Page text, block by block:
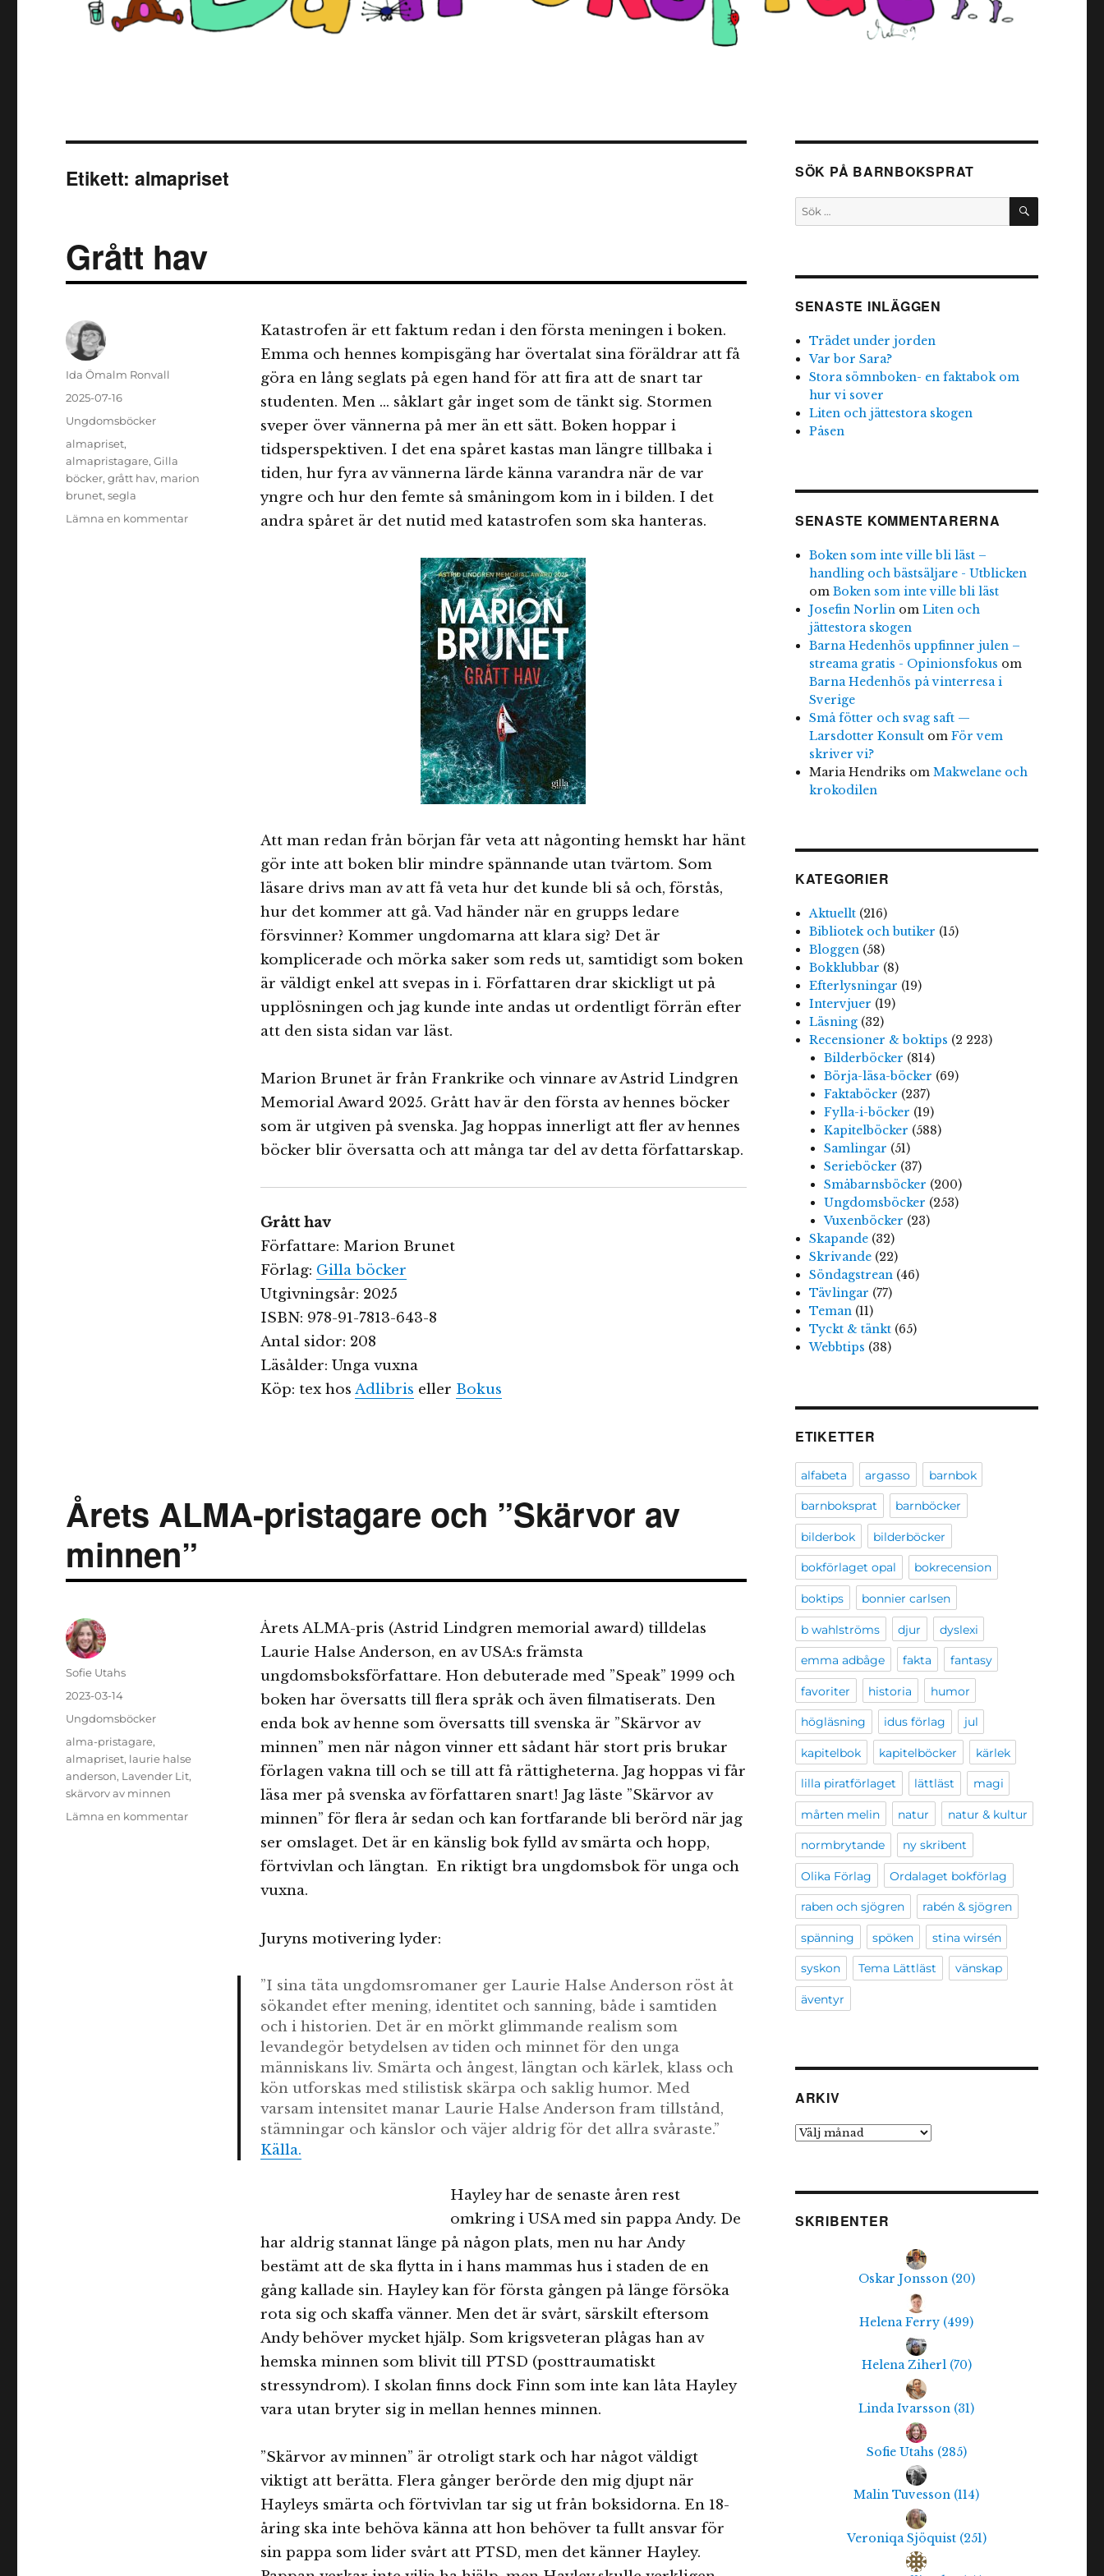
Etikett:almapriset
Grått hav
Katastrofen är ett faktum redan i den första meningen i boken.
Emma och hennes kompisgäng har övertalat sina föräldrar att få
göra en lång seglats på egen hand för att fira att de snart tar
studenten. Men … såklart går inget som de tänkt sig. Stormen
sveper över vännerna på mer än ett sätt. Boken hoppar i
tidsperspektiven. I det ena spåret kastas man längre tillbaka i
tiden, hur fyra av vännerna lärde känna varandra när de var
yngre och hur den femte så småningom kom in i bilden. I det
andra spåret är det nutid med katastrofen som ska hanteras.
Att man redan från början får veta att någonting hemskt har hänt
gör inte att boken blir mindre spännande utan tvärtom. Som
läsare drivs man av att få veta hur det kunde bli så och, förstås,
hur det kommer att gå. Vad händer när en grupps ledare
försvinner? Kommer ungdomarna att klara sig? Det är
komplicerade och mörka saker som reds ut, samtidigt som boken
är väldigt enkel att svepas in i. Författaren drar skickligt ut på
upplösningen och jag kunde inte andas ut ordentligt förrän efter
att den sista sidan var läst.
Marion Brunet är från Frankrike och vinnare av Astrid Lindgren
Memorial Award 2025. Grått hav är den första av hennes böcker
som är utgiven på svenska. Jag hoppas innerligt att fler av hennes
böcker blir översatta och att många tar del av detta författarskap.
Grått hav
Författare: Marion Brunet
Förlag: Gilla böcker
Utgivningsår: 2025
ISBN: 978-91-7813-643-8
Antal sidor: 208
Läsålder: Unga vuxna
Köp: tex hos Adlibris eller Bokus
Författare
Ida Ömalm Ronvall
Publicerat
2025-07-16
Kategorier
Ungdomsböcker
Etiketter
almapriset,
almapristagare,Gilla
böcker,grått hav, marion
brunet,segla
Lämna en kommentartill
Årets ALMA-pristagare och ”Skärvor av
minnen”
Årets ALMA-pris (Astrid Lindgren memorial award) tilldelas
Laurie Halse Anderson, en av USA:s främsta
ungdomsboksförfattare. Hon debuterade med ”Speak” 1999 och
boken har översatts till flera språk och även filmatiserats. Den
enda bok av henne som översatts till svenska är ”Skärvor av
minnen” men när någon vinner ett sådant här stort pris brukar
förlagen vakna till och se till att få rättigheterna. Jag hoppas vi får
läsa mer på svenska av författaren snart! Jag läste ”Skärvor av
minnen” för flera år sedan och kan fortfarande bli berörd när jag
ser omslaget. Det är en känslig bok fylld av smärta och hopp,
förtvivlan och längtan. En riktigt bra ungdomsbok för unga och
vuxna.
Juryns motivering lyder:
”I sina täta ungdomsromaner ger Laurie Halse Anderson röst åt
sökandet efter mening, identitet och sanning, både i samtiden
och i historien. Det är en mörkt glimmande realism som
levandegör betydelsen av tiden och minnet för den unga
människans liv. Smärta och ångest, längtan och kärlek, klass och
kön utforskas med stilistisk skärpa och saklig humor. Med
varsam intensitet manar Laurie Halse Anderson fram tillstånd,
stämningar och känslor och väjer aldrig för det allra svåraste.”
Källa.
Hayley har de senaste åren rest
omkring i USA med sin pappa Andy. De
har aldrig stannat länge på någon plats, men nu har Andy
bestämt att de ska flytta in i hans mammas hus i staden de en
gång kallade sin. Hayley kan för första gången på länge försöka
rota sig och skaffa vänner. Men det är svårt, särskilt eftersom
Andy behöver mycket hjälp. Som krigsveteran plågas han av
hemska minnen som blivit till PTSD (posttraumatiskt
stressyndrom). I skolan finns dock Finn som inte kan låta Hayley
vara utan bryter sig in mellan hennes minnen.
”Skärvor av minnen” är otroligt stark och har något väldigt
viktigt att berätta. Flera gånger berörde den mig djupt när
Hayleys smärta och förtvivlan tar sig ut från boksidorna. En 18-
åring ska inte behöva känna att hon behöver ta fullt ansvar för
sin pappa som lider svårt att PTSD, men det känner Hayley.
Författare
Sofie Utahs
Publicerat
2023-03-14
Kategorier
Ungdomsböcker
Etiketter
alma-pristagare,
almapriset, laurie halse
anderson, Lavender Lit,
skärvorv av minnen
Lämna en kommentartill
SÖK PÅ BARNBOKSPRAT
Sök
efter:
SÖK
SENASTE INLÄGGEN
Trädet under jorden
Var bor Sara?
Stora sömnboken- en faktabok om
hur vi sover
Liten och jättestora skogen
Påsen
SENASTE KOMMENTARERNA
Boken som inte ville bli läst –
handling och bästsäljare - Utblicken
omBoken som inte ville bli läst
Josefin Norlin omLiten och
jättestora skogen
Barna Hedenhös uppfinner julen –
streama gratis - Opinionsfokus om
Barna Hedenhös på vinterresa i
Sverige
Små fötter och svag saft —
Larsdotter Konsult omFör vem
skriver vi?
Maria Hendriks omMakwelane och
krokodilen
KATEGORIER
Aktuellt (216)
Bibliotek och butiker (15)
Bloggen (58)
Bokklubbar (8)
Efterlysningar (19)
Intervjuer (19)
Läsning (32)
Recensioner & boktips (2 223)
Bilderböcker (814)
Börja-läsa-böcker (69)
Faktaböcker (237)
Fylla-i-böcker (19)
Kapitelböcker (588)
Samlingar (51)
Serieböcker (37)
Småbarnsböcker (200)
Ungdomsböcker (253)
Vuxenböcker (23)
Skapande (32)
Skrivande (22)
Söndagstrean (46)
Tävlingar (77)
Teman (11)
Tyckt & tänkt (65)
Webbtips (38)
ETIKETTER
alfabeta argasso barnbok
barnboksprat barnböcker
bilderbok bilderböcker
bokförlaget opal bokrecension
boktips bonnier carlsen
b wahlströms djur dyslexi
emma adbåge fakta fantasy
favoriter historia humor
högläsning idus förlag jul
kapitelbok kapitelböcker kärlek
lilla piratförlaget lättläst magi
mårten melin natur natur & kultur
normbrytande ny skribent
Olika Förlag Ordalaget bokförlag
raben och sjögren rabén & sjögren
spänning spöken stina wirsén
syskon Tema Lättläst vänskap
äventyr
ARKIV
Arkiv
SKRIBENTER
Oskar Jonsson (20)
Helena Ferry (499)
Helena Ziherl (70)
Linda Ivarsson (31)
Sofie Utahs (285)
Malin Tuvesson (114)
Veroniqa Sjöquist (251)